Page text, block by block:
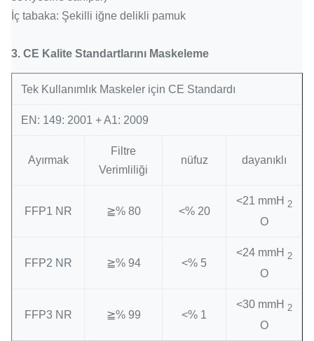
İç tabaka: Şekilli iğne delikli pamuk
3. CE Kalite Standartlarını Maskeleme
Tek Kullanımlık Maskeler için CE Standardı
EN: 149: 2001 + A1: 2009
Ayırmak
Filtre
Verimliliği
nüfuz dayanıklı
FFP1 NR ≧% 80 <% 20
<21 mmH 2
O
FFP2 NR ≧% 94 <% 5
<24 mmH 2
O
FFP3 NR ≧% 99 <% 1
<30 mmH 2
O